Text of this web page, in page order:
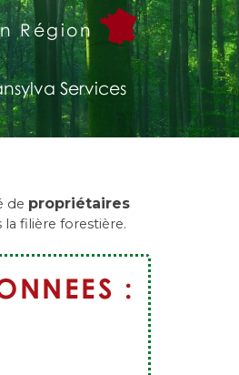
Région
Services
de propriétaires
filière forestière.
: